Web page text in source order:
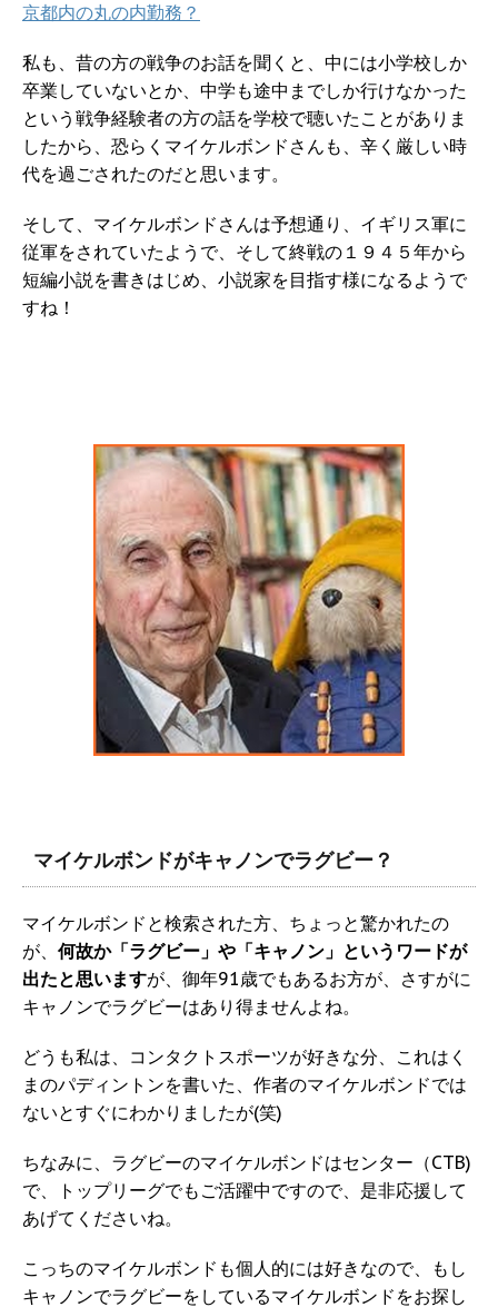
京都内の丸の内勤務？
私も、昔の方の戦争のお話を聞くと、中には小学校しか
卒業していないとか、中学も途中までしか行けなかった
という戦争経験者の方の話を学校で聴いたことがありま
したから、恐らくマイケルボンドさんも、辛く厳しい時
代を過ごされたのだと思います。
そして、マイケルボンドさんは予想通り、イギリス軍に
従軍をされていたようで、そして終戦の１９４５年から
短編小説を書きはじめ、小説家を目指す様になるようで
すね！
マイケルボンドがキャノンでラグビー？
マイケルボンドと検索された方、ちょっと驚かれたの
が、 何故か「ラグビー」や「キャノン」というワードが
出たと思いますが、御年91歳でもあるお方が、さすがに
キャノンでラグビーはあり得ませんよね。
どうも私は、コンタクトスポーツが好きな分、これはく
まのパディントンを書いた、作者のマイケルボンドでは
ないとすぐにわかりましたが(笑)
ちなみに、ラグビーのマイケルボンドはセンター（CTB)
で、トップリーグでもご活躍中ですので、是非応援して
あげてくださいね。
こっちのマイケルボンドも個人的には好きなので、もし
キャノンでラグビーをしているマイケルボンドをお探し